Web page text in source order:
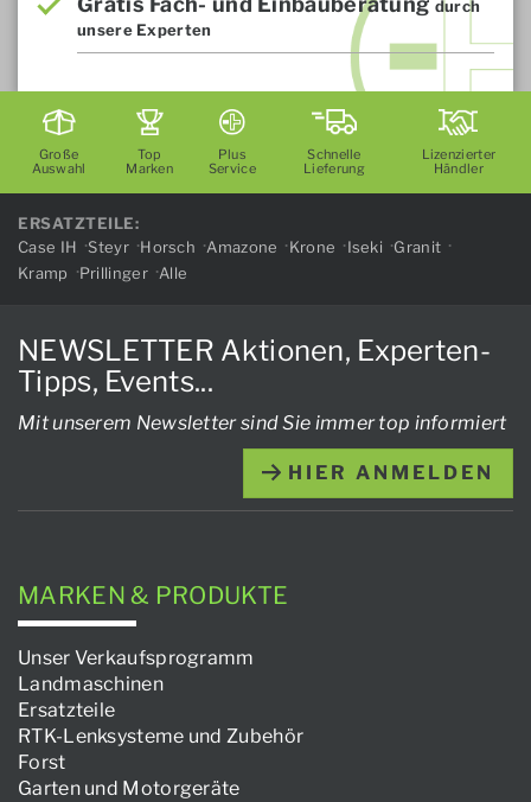
durch
unsere Experten
Große
Auswahl
Top
Marken
Plus
Service
Schnelle
Lieferung
Lizenzierter
Händler
ERSATZTEILE:
Case IH
Steyr Horsch Amazone Krone Iseki
Granit
Kramp
Prillinger Alle
NEWSLETTER Aktionen, Experten-
Tipps, Events...
Mit unserem Newsletter sind Sie immer top informiert
HIER ANMELDEN
MARKEN & PRODUKTE
Unser Verkaufsprogramm
Landmaschinen
Ersatzteile
RTK-Lenksysteme und Zubehör
Forst
Garten und Motorgeräte